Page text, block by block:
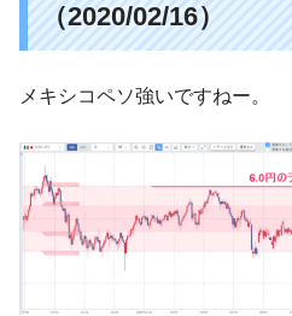
（2020/02/16）
メキシコペソ強いですねー。